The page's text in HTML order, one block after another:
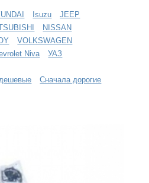
Isuzu
JEEP
NISSAN
VOLKSWAGEN
Niva УАЗ
Сначала дорогие